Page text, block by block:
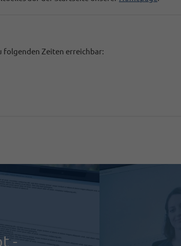
folgenden Zeiten erreichbar:
-